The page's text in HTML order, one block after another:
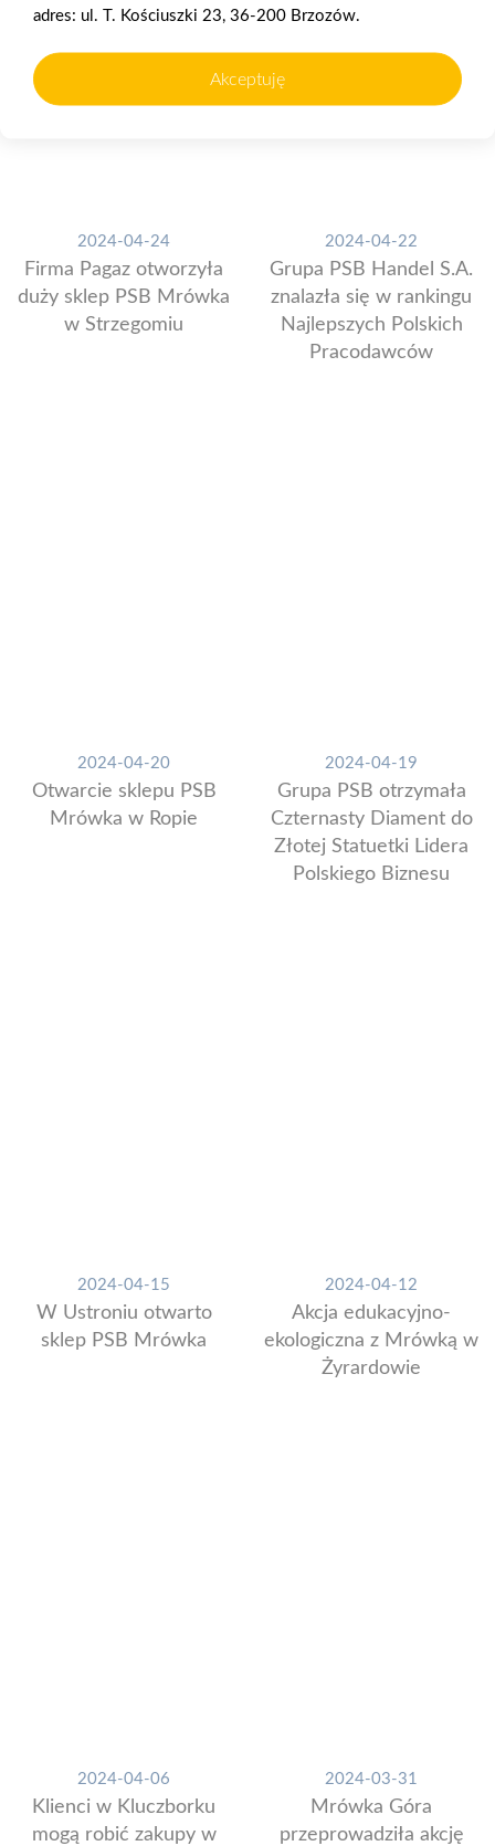
2024-04-24
Firma Pagaz otworzyła
duży sklep PSB Mrówka
w Strzegomiu
2024-04-22
Grupa PSB Handel S.A.
znalazła się w rankingu
Najlepszych Polskich
Pracodawców
2024-04-20
Otwarcie sklepu PSB
Mrówka w Ropie
2024-04-19
Grupa PSB otrzymała
Czternasty Diament do
Złotej Statuetki Lidera
Polskiego Biznesu
2024-04-15
W Ustroniu otwarto
sklep PSB Mrówka
2024-04-12
Akcja edukacyjno-
ekologiczna z Mrówką w
Żyrardowie
2024-04-06
Klienci w Kluczborku
mogą robić zakupy w
2024-03-31
Mrówka Góra
przeprowadziła akcję
adres: ul. T. Kościuszki 23, 36-200 Brzozów.
Akceptuję